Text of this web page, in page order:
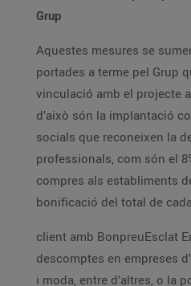
Grup
Aquestes mesures se
portades a terme pel Grup
vinculació amb el projecte
d’això són la implantació
socials que reconeixen la
professionals, com són el
compres als establiments
bonificació del total de
client amb BonpreuEsclat
descomptes en empreses
i moda, entre d’altres, o la